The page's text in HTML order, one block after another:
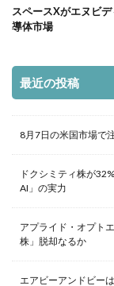
スペースXがエヌビ
導体市場
最近の投稿
8月7日の米国市場で
ドクシミティ株が
AI」の実力
アプライド・オプト
株」脱却なるか
エアビーアンドビー